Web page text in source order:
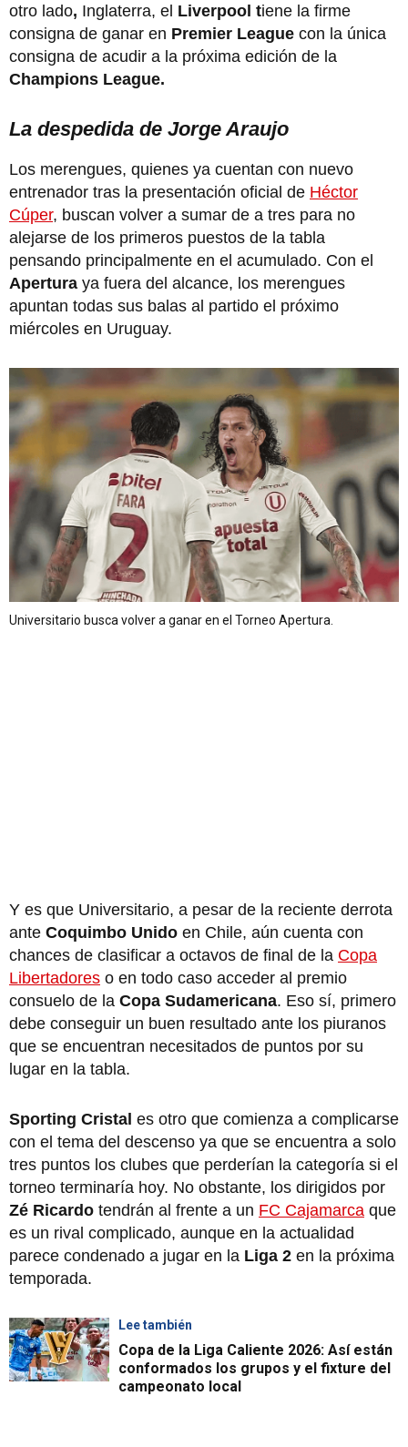
otro lado, Inglaterra, el Liverpool tiene la firme
consigna de ganar en Premier League con la única
consigna de acudir a la próxima edición de la
Champions League.
La despedida de Jorge Araujo
Los merengues, quienes ya cuentan con nuevo
entrenador tras la presentación oficial de Héctor
Cúper, buscan volver a sumar de a tres para no
alejarse de los primeros puestos de la tabla
pensando principalmente en el acumulado. Con el
Apertura ya fuera del alcance, los merengues
apuntan todas sus balas al partido el próximo
miércoles en Uruguay.
Universitario busca volver a ganar en el Torneo Apertura.
Y es que Universitario, a pesar de la reciente derrota
ante Coquimbo Unido en Chile, aún cuenta con
chances de clasificar a octavos de final de la Copa
Libertadores o en todo caso acceder al premio
consuelo de la Copa Sudamericana. Eso sí, primero
debe conseguir un buen resultado ante los piuranos
que se encuentran necesitados de puntos por su
lugar en la tabla.
Sporting Cristal es otro que comienza a complicarse
con el tema del descenso ya que se encuentra a solo
tres puntos los clubes que perderían la categoría si el
torneo terminaría hoy. No obstante, los dirigidos por
Zé Ricardo tendrán al frente a un FC Cajamarca que
es un rival complicado, aunque en la actualidad
parece condenado a jugar en la Liga 2 en la próxima
temporada.
Lee también
Copa de la Liga Caliente 2026: Así están
conformados los grupos y el fixture del
campeonato local